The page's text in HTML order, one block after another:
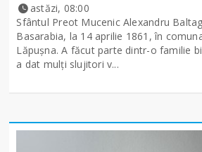
astăzi, 08:00
Sfântul Preot Mucenic Alexandru
Basarabia, la 14 aprilie 1861, în
Lăpușna. A făcut parte dintr-o familie
a dat mulți slujitori v...